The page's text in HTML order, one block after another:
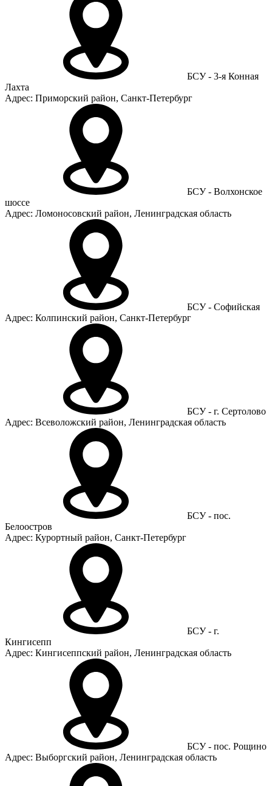
БСУ - 3-я Конная
Лахта
Адрес: Приморский район, Санкт-Петербург
БСУ - Волхонское
шоссе
Адрес: Ломоносовский район, Ленинградская область
БСУ - Софийская
Адрес: Колпинский район, Санкт-Петербург
БСУ - г. Сертолово
Адрес: Всеволожский район, Ленинградская область
БСУ - пос.
Белоостров
Адрес: Курортный район, Санкт-Петербург
БСУ - г.
Кингисепп
Адрес: Кингисеппский район, Ленинградская область
БСУ - пос. Рощино
Адрес: Выборгский район, Ленинградская область